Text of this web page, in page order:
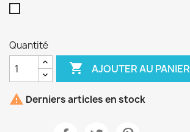
Quantité
 AJOUTER AU PANIER
 Derniers articles en stock